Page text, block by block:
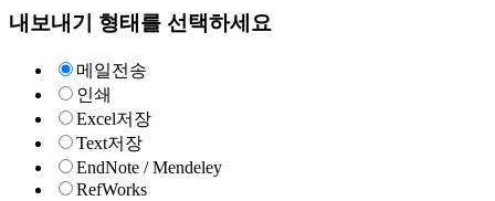
내보내기 형태를 선택하세요
메일전송
인쇄
Excel저장
Text저장
EndNote / Mendeley
RefWorks